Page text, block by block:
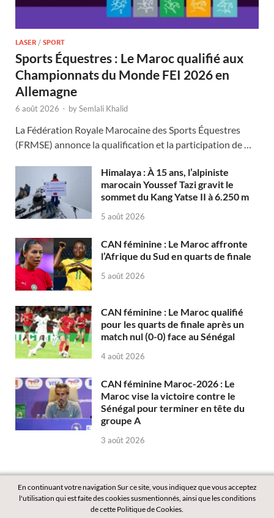
LASER / SPORT
Sports Équestres : Le Maroc qualifié aux
Championnats du Monde FEI 2026 en
Allemagne
6 août 2026 - bySemlali Khalid
La Fédération Royale Marocaine des Sports Équestres
(FRMSE) annonce la qualification et la participation de …
Himalaya : À 15 ans, l’alpiniste
marocain Youssef Tazi gravit le
sommet du Kang Yatse II à 6.250 m
5 août 2026
CAN féminine : Le Maroc affronte
l’Afrique du Sud en quarts de finale
5 août 2026
CAN féminine : Le Maroc qualifié
pour les quarts de finale après un
match nul (0-0) face au Sénégal
4 août 2026
CAN féminine Maroc-2026 : Le
Maroc vise la victoire contre le
Sénégal pour terminer en tête du
groupe A
3 août 2026
En continuant votre navigation Sur ce site, vous indiquez que vous acceptez
l'utilisation qui est faite des cookies susmentionnés, ainsi que les conditions
de cette Politique de Cookies.